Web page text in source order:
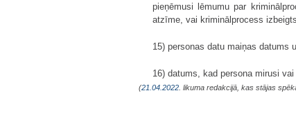
pieņēmusi lēmumu par
atzīme, vai kriminālprocess
15) personas datu maiņas datums
16) datums, kad persona mirusi
(21.04.2022. likuma redakcijā, kas stājas